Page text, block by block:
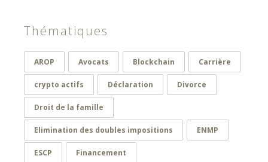
Thématiques
AROP Avocats Blockchain Carrière
crypto actifs Déclaration Divorce
Droit de la famille
Elimination des doubles impositions ENMP
ESCP Financement